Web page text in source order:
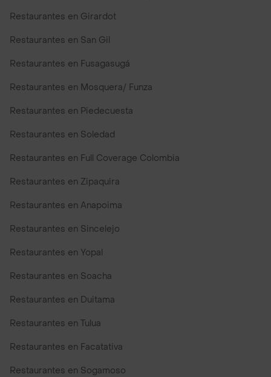
Restaurantes en Girardot
Restaurantes en San Gil
Restaurantes en Fusagasugá
Restaurantes en Mosquera/ Funza
Restaurantes en Piedecuesta
Restaurantes en Soledad
Restaurantes en Full Coverage Colombia
Restaurantes en Zipaquira
Restaurantes en Anapoima
Restaurantes en Sincelejo
Restaurantes en Yopal
Restaurantes en Soacha
Restaurantes en Duitama
Restaurantes en Tulua
Restaurantes en Facatativa
Restaurantes en Sogamoso